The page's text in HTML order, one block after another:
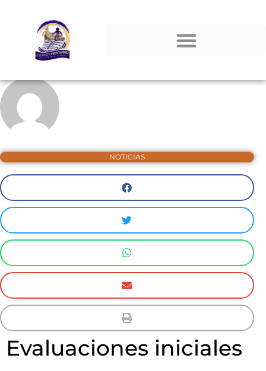
NOTICIAS
Evaluaciones iniciales